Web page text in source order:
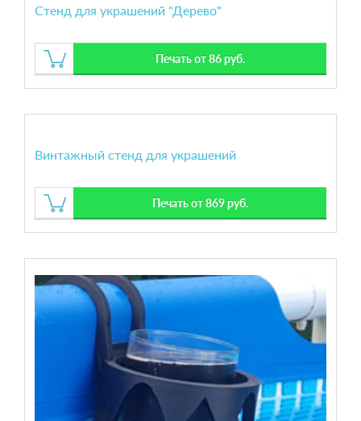
Стенд для украшений "Дерево"
Печать от 86 руб.
Винтажный стенд для украшений
Печать от 869 руб.